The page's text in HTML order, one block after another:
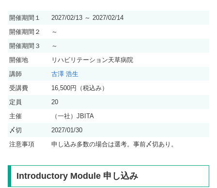
開催期間１
2027/02/13 ～ 2027/02/14
開催期間２
～
開催期間３
～
開催地
リハビリテーション天草病院
講師
古澤 浩生
受講費
16,500円（税込み）
定員
20
主催
（一社）JBITA
〆切
2027/01/30
注意事項
申し込み多数の場合は選考。事前〆切あり。
Introductory Module 申し込み